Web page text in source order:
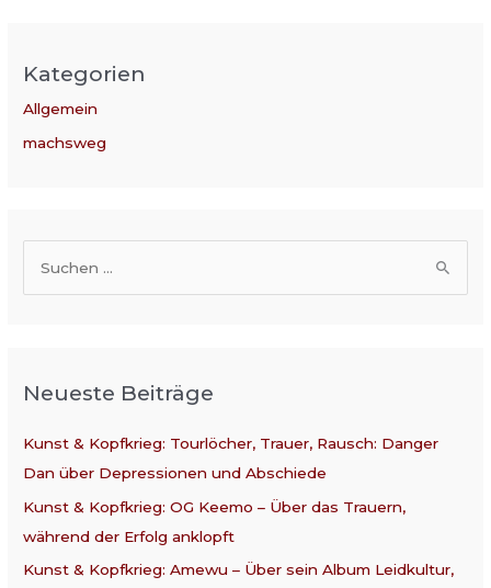
Kategorien
Allgemein
machsweg
e
n
a
c
h
:
Neueste Beiträge
Kunst & Kopfkrieg: Tourlöcher, Trauer, Rausch: Danger
Dan über Depressionen und Abschiede
Kunst & Kopfkrieg: OG Keemo – Über das Trauern,
während der Erfolg anklopft
Kunst & Kopfkrieg: Amewu – Über sein Album Leidkultur,